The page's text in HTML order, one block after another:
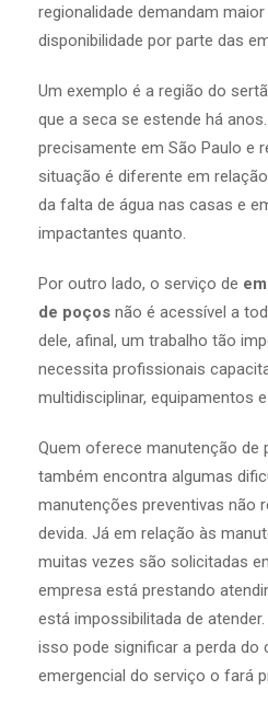
regionalidade demandam
disponibilidade por parte das
Um exemplo é a região do
que a seca se estende há
precisamente em São Paulo e
situação é diferente em
da falta de água nas casas e
impactantes quanto.
Por outro lado, o serviço de
de poços não é acessível a
dele, afinal, um trabalho tão
necessita profissionais
multidisciplinar, equipamentos
Quem oferece manutenção de
também encontra algumas
manutenções preventivas não
devida. Já em relação às
muitas vezes são solicitadas
empresa está prestando
está impossibilitada de
isso pode significar a perda do
emergencial do serviço o fará